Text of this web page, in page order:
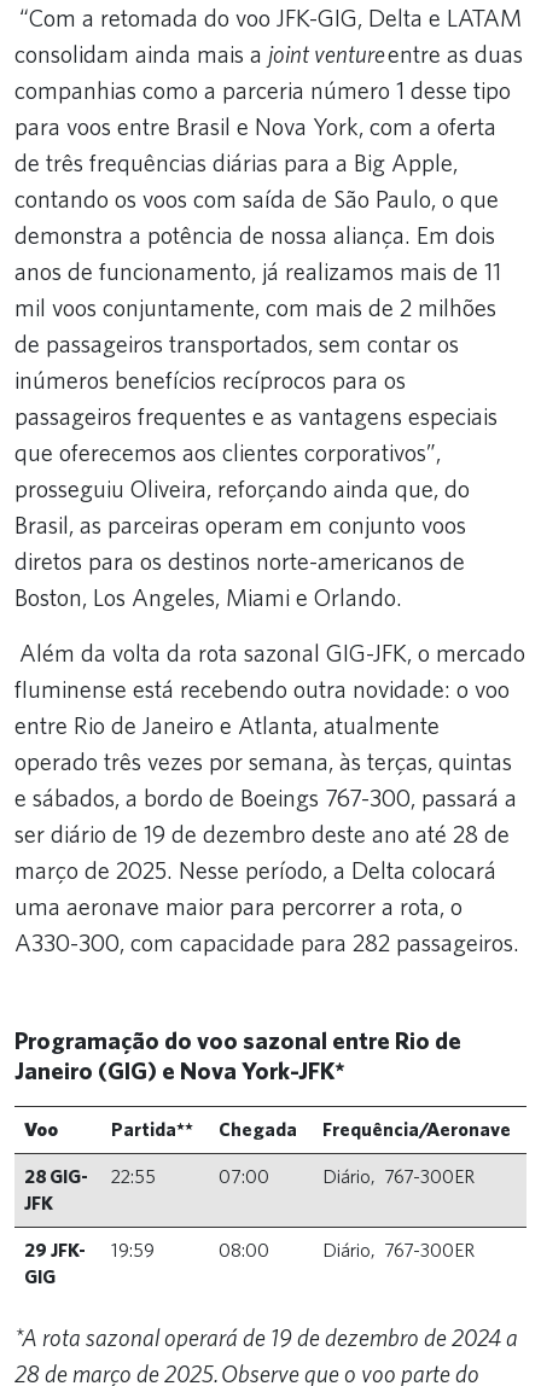
“Com a retomada do voo JFK-GIG, Delta e LATAM
consolidam ainda mais a joint ventureentre as duas
companhias como a parceria número 1 desse tipo
para voos entre Brasil e Nova York, com a oferta
de três frequências diárias para a Big Apple,
contando os voos com saída de São Paulo, o que
demonstra a potência de nossa aliança. Em dois
anos de funcionamento, já realizamos mais de 11
mil voos conjuntamente, com mais de 2 milhões
de passageiros transportados, sem contar os
inúmeros benefícios recíprocos para os
passageiros frequentes e as vantagens especiais
que oferecemos aos clientes corporativos”,
prosseguiu Oliveira, reforçando ainda que, do
Brasil, as parceiras operam em conjunto voos
diretos para os destinos norte-americanos de
Boston, Los Angeles, Miami e Orlando.
Além da volta da rota sazonal GIG-JFK, o mercado
fluminense está recebendo outra novidade: o voo
entre Rio de Janeiro e Atlanta, atualmente
operado três vezes por semana, às terças, quintas
e sábados, a bordo de Boeings 767-300, passará a
ser diário de 19 de dezembro deste ano até 28 de
março de 2025. Nesse período, a Delta colocará
uma aeronave maior para percorrer a rota, o
A330-300, com capacidade para 282 passageiros.
Programação do voo sazonal entre Rio de
Janeiro (GIG) e Nova York-JFK*
Voo Partida** Chegada Frequência/Aeronave
28 GIG-
JFK
22:55 07:00 Diário, 767-300ER
29 JFK-
GIG
19:59 08:00 Diário, 767-300ER
*A rota sazonal operará de 19 de dezembro de 2024 a
28 de março de 2025. Observe que o voo parte do